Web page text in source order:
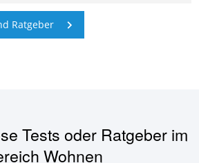
Ratgeber
Tests oder Ratgeber im
Wohnen